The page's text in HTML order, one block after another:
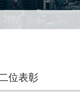
位表彰